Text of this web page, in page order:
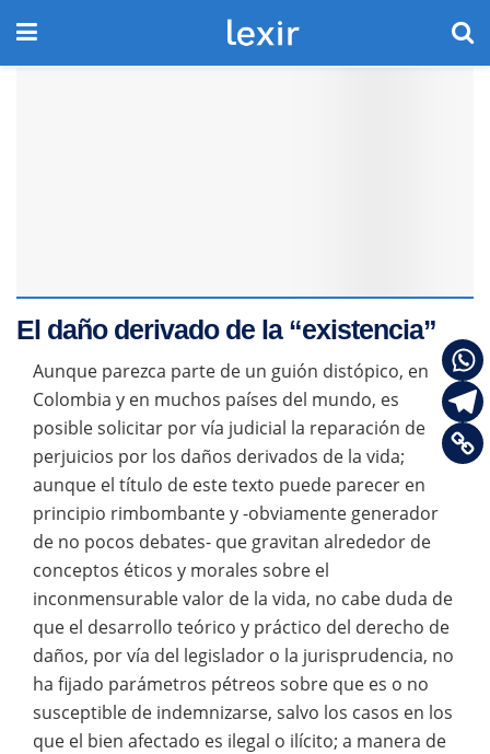
El daño derivado de la “existencia”
Aunque parezca parte de un guión distópico, en
Colombia y en muchos países del mundo, es
posible solicitar por vía judicial la reparación de
perjuicios por los daños derivados de la vida;
aunque el título de este texto puede parecer en
principio rimbombante y -obviamente generador
de no pocos debates- que gravitan alrededor de
conceptos éticos y morales sobre el
inconmensurable valor de la vida, no cabe duda de
que el desarrollo teórico y práctico del derecho de
daños, por vía del legislador o la jurisprudencia, no
ha fijado parámetros pétreos sobre que es o no
susceptible de indemnizarse, salvo los casos en los
que el bien afectado es ilegal o ilícito; a manera de